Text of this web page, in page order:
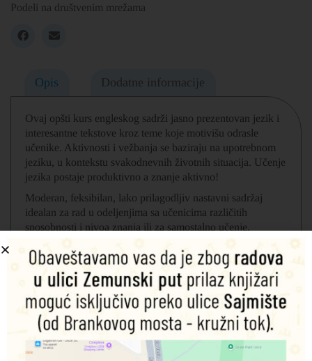
Podeli na društvenim mrežama
Opis Dodatne informacije
Ovaj opšti kurs engleskog sadrži jasno prezentovan jezik i
interesantne tekstove kroz teme koje motivišu odrasle
učenike. Aktivnosti i vežbanja se baziraju na upotrebnom
jeziku, u kontekstu svakodnevnih životnih situacija. Učenje
jezika postaje produktivno a znanje aktivno!
Moderan, feksibilan, lako prilagodljiv nastavni sadržaj
idealan za rad u odeljenjima sa učenicima različitih
sposobnosti i nivoa znanja ili za samostalno učenje.
Kod za Online Practice (audio/video sadržaj, dodatni
zadaci i aktivnosti, testovi za samoprocenu, interaktivni
video zadaci)
10 nastavnih poglavlja, jasna prezentacija vokabulara,
interesantni tekstovi i teme, aktivnosti i vežbanja u
kontekstu realnog, svakodnevnog života
Vocabulary bank, sounds bank, irregular verbs, words